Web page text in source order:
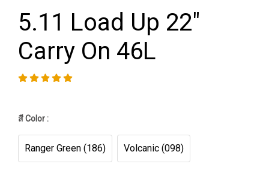
5.11 Load Up 22"
Carry On 46L
สี Color :
Ranger Green (186) Volcanic (098)